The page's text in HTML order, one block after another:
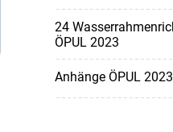
24
ÖPUL 2023
Anhänge ÖPUL 2023